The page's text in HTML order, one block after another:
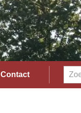
Contact